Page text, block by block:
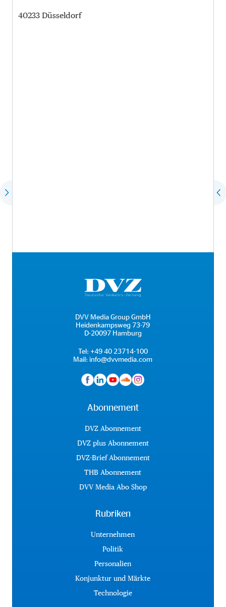
40233 Düsseldorf
DVV Media Group GmbH
Heidenkampsweg 73-79
D-20097 Hamburg
Tel: +49 40 23714-100
Mail: info@dvvmedia.com
Abonnement
DVZ Abonnement
DVZ plus Abonnement
DVZ-Brief Abonnement
THB Abonnement
DVV Media Abo Shop
Rubriken
Unternehmen
Politik
Personalien
Konjunktur und Märkte
Technologie